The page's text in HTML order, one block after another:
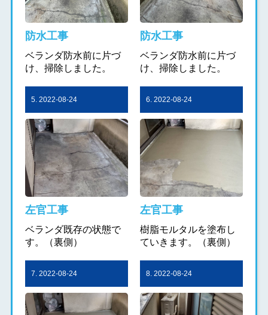
防水工事
ベランダ防水前に片づ
け、掃除しました。
防水工事
ベランダ防水前に片づ
け、掃除しました。
5. 2022-08-24
左官工事
ベランダ既存の状態で
す。（裏側）
6. 2022-08-24
左官工事
樹脂モルタルを塗布し
ていきます。（裏側）
7. 2022-08-24 8. 2022-08-24